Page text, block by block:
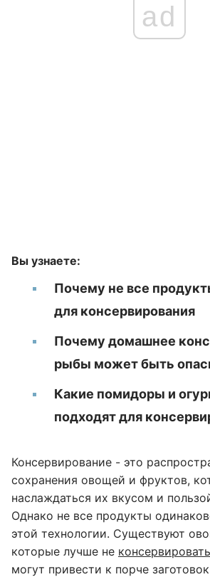
ad
Вы узнаете:
Почему не все
для консервирования
Почему домашнее
рыбы может быть
Какие помидоры и
подходят для
Консервирование - это
сохранения овощей и фруктов,
наслаждаться их вкусом и
Однако не все продукты
этой технологии. Существуют
которые лучше не консервировать
могут привести к порче